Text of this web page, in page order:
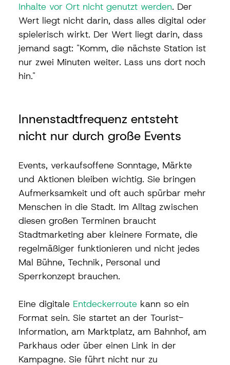
Inhalte vor Ort nicht genutzt werden. Der
Wert liegt nicht darin, dass alles digital oder
spielerisch wirkt. Der Wert liegt darin, dass
jemand sagt: "Komm, die nächste Station ist
nur zwei Minuten weiter. Lass uns dort noch
hin."
Innenstadtfrequenz entsteht
nicht nur durch große Events
Events, verkaufsoffene Sonntage, Märkte
und Aktionen bleiben wichtig. Sie bringen
Aufmerksamkeit und oft auch spürbar mehr
Menschen in die Stadt. Im Alltag zwischen
diesen großen Terminen braucht
Stadtmarketing aber kleinere Formate, die
regelmäßiger funktionieren und nicht jedes
Mal Bühne, Technik, Personal und
Sperrkonzept brauchen.
Eine digitale Entdeckerroute kann so ein
Format sein. Sie startet an der Tourist-
Information, am Marktplatz, am Bahnhof, am
Parkhaus oder über einen Link in der
Kampagne. Sie führt nicht nur zu